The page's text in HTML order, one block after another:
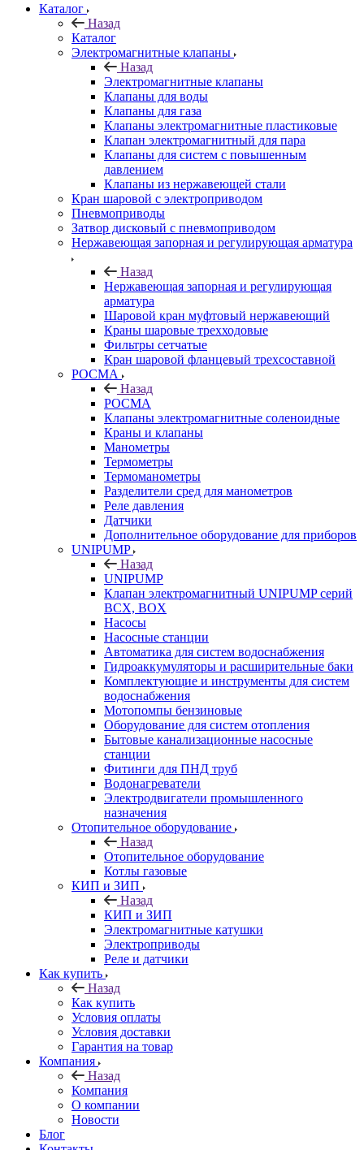
Каталог
Назад
Каталог
Электромагнитные клапаны
Назад
Электромагнитные клапаны
Клапаны для воды
Клапаны для газа
Клапаны электромагнитные пластиковые
Клапан электромагнитный для пара
Клапаны для систем с повышенным
давлением
Клапаны из нержавеющей стали
Кран шаровой с электроприводом
Пневмоприводы
Затвор дисковый с пневмоприводом
Нержавеющая запорная и регулирующая арматура
Назад
Нержавеющая запорная и регулирующая
арматура
Шаровой кран муфтовый нержавеющий
Краны шаровые трехходовые
Фильтры сетчатые
Кран шаровой фланцевый трехсоставной
РОСМА
Назад
РОСМА
Клапаны электромагнитные соленоидные
Краны и клапаны
Манометры
Термометры
Термоманометры
Разделители сред для манометров
Реле давления
Датчики
Дополнительное оборудование для приборов
UNIPUMP
Назад
UNIPUMP
Клапан электромагнитный UNIPUMP серий
BCX, BOX
Насосы
Насосные станции
Автоматика для систем водоснабжения
Гидроаккумуляторы и расширительные баки
Комплектующие и инструменты для систем
водоснабжения
Мотопомпы бензиновые
Оборудование для систем отопления
Бытовые канализационные насосные
станции
Фитинги для ПНД труб
Водонагреватели
Электродвигатели промышленного
назначения
Отопительное оборудование
Назад
Отопительное оборудование
Котлы газовые
КИП и ЗИП
Назад
КИП и ЗИП
Электромагнитные катушки
Электроприводы
Реле и датчики
Как купить
Назад
Как купить
Условия оплаты
Условия доставки
Гарантия на товар
Компания
Назад
Компания
О компании
Новости
Блог